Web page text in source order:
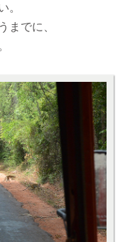
。
までに、